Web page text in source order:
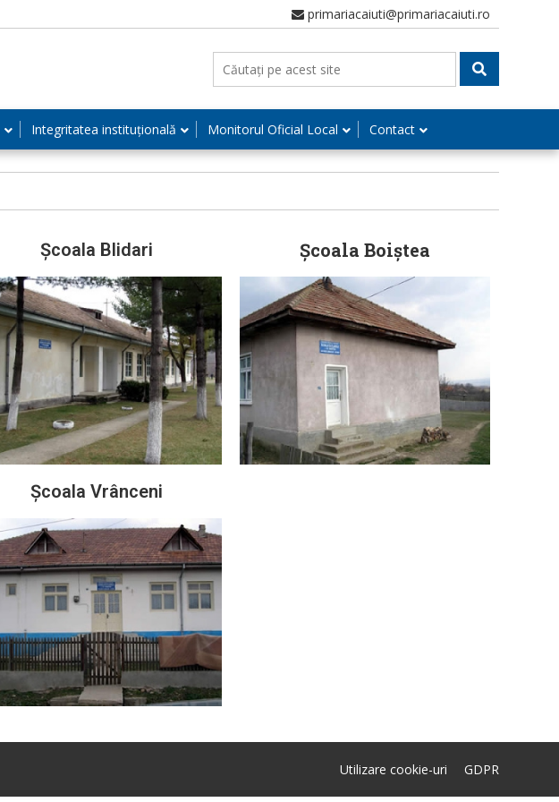
primariacaiuti@primariacaiuti.ro
Integritatea instituțională Monitorul Oficial Local Contact
Școala Blidari Școala Boiștea
Școala Vrânceni
Utilizare cookie-uri GDPR